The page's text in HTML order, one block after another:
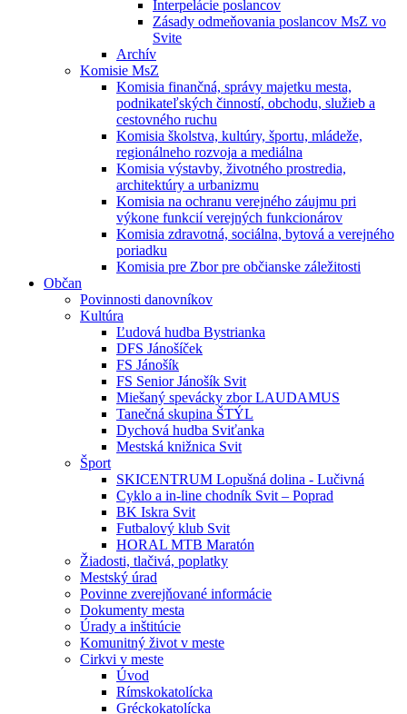
Interpelácie poslancov
Zásady odmeňovania poslancov MsZ vo
Svite
Archív
Komisie MsZ
Komisia finančná, správy majetku mesta,
podnikateľských činností, obchodu, služieb a
cestovného ruchu
Komisia školstva, kultúry, športu, mládeže,
regionálneho rozvoja a mediálna
Komisia výstavby, životného prostredia,
architektúry a urbanizmu
Komisia na ochranu verejného záujmu pri
výkone funkcií verejných funkcionárov
Komisia zdravotná, sociálna, bytová a verejného
poriadku
Komisia pre Zbor pre občianske záležitosti
Občan
Povinnosti danovníkov
Kultúra
Ľudová hudba Bystrianka
DFS Jánošíček
FS Jánošík
FS Senior Jánošík Svit
Miešaný spevácky zbor LAUDAMUS
Tanečná skupina ŠTÝL
Dychová hudba Sviťanka
Mestská knižnica Svit
Šport
SKICENTRUM Lopušná dolina - Lučivná
Cyklo a in-line chodník Svit – Poprad
BK Iskra Svit
Futbalový klub Svit
HORAL MTB Maratón
Žiadosti, tlačivá, poplatky
Mestský úrad
Povinne zverejňované informácie
Dokumenty mesta
Úrady a inštitúcie
Komunitný život v meste
Cirkvi v meste
Úvod
Rímskokatolícka
Gréckokatolícka